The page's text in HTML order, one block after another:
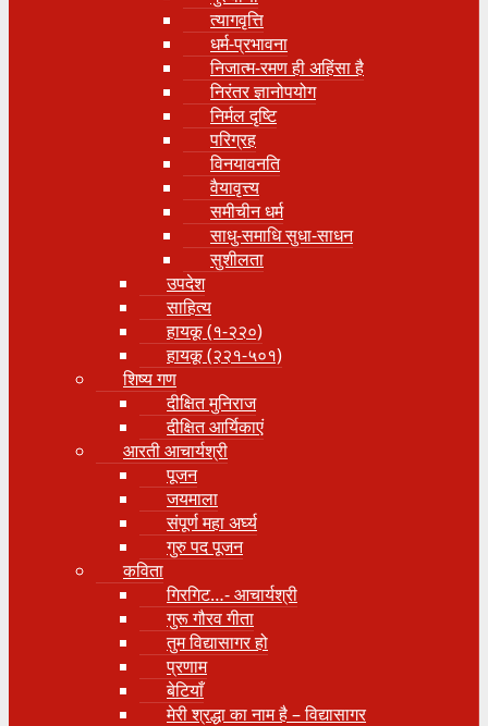
त्यागवृत्ति
धर्म-प्रभावना
निजात्म-रमण ही अहिंसा है
निरंतर ज्ञानोपयोग
निर्मल दृष्टि
परिग्रह
विनयावनति
वैयावृत्त्य
समीचीन धर्म
साधु-समाधि सुधा-साधन
सुशीलता
उपदेश
साहित्य
हायकू (१‍-२२०)
हायकू (२२१-५०१)
शिष्य गण
दीक्षित मुनिराज
दीक्षित आर्यिकाएं
आरती आचार्यश्री
पूजन
जयमाला
संपूर्ण महा अर्घ्य
गुरु पद पूजन
कविता
गिरगिट…- आचार्यश्री
गुरू गौरव गीता
तुम विद्यासागर हो
प्रणाम
बेटियाँ
मेरी श्रद्धा का नाम है – विद्यासागर